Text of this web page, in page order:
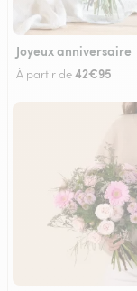
Joyeux anniversaire
À partir de42€95